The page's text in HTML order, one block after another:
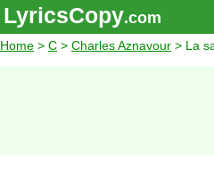
LyricsCopy.com
Home > C > Charles Aznavour > La